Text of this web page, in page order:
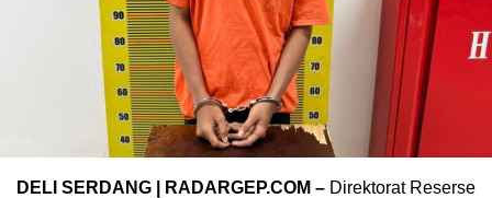
DELI SERDANG | RADARGEP.COM – Direktorat Reserse